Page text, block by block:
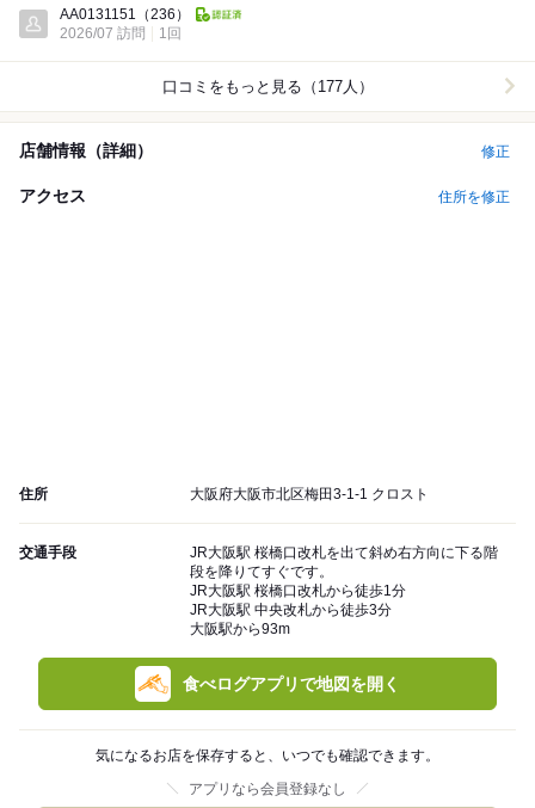
AA0131151 （236）
2026/07 訪問
1回
口コミをもっと見る（177人）
店舗情報（詳細） 修正
アクセス 住所を修正
住所 大阪府大阪市北区梅田3-1-1 クロスト
交通手段
JR大阪駅 桜橋口改札を出て斜め右方向に下る階
段を降りてすぐです。
JR大阪駅 桜橋口改札から徒歩1分
JR大阪駅 中央改札から徒歩3分
大阪駅から93m
食べログアプリで地図を開く
気になるお店を保存すると、いつでも確認できます。
アプリなら会員登録なし